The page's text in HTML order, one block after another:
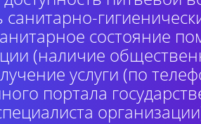
санитарно-
состояние
(наличие
услуги (по
портала